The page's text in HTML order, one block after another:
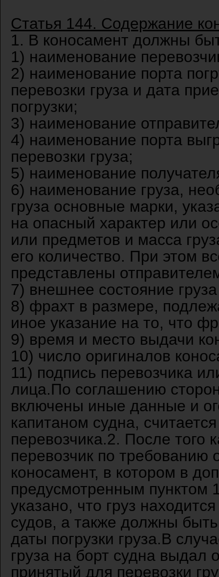
Статья 144. Содержание
1. В коносамент должны
1) наименование
2) наименование порта
перевозки груза и дата
погрузки;
3) наименование
4) наименование порта
перевозки груза;
5) наименование
6) наименование груза,
груза основные марки,
на опасный характер или
или предметов и масса
его количество. При этом
представлены
7) внешнее состояние
8) фрахт в размере,
иное указание на то, что
9) время и место выдачи
10) число оригиналов
11) подпись перевозчика
лица.По соглашению
включены иные данные и
капитаном судна,
перевозчика.2. После того
перевозчик по требованию
коносамент, в котором в
предусмотренным пунктом
указано, что груз
судов, а также должны
даты погрузки груза.В
груза на борт судна выдал
принятый для перевозки